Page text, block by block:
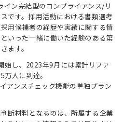
イン完結型のコンプライアンス/リ
です。採用活動における書類選考
用候補者の経歴や実績に関する情
いった一緒に働いた経験のある第
ます。
始し、2023年9月には累計リファ
人に到達。
アンスチェック機能の単独プラン
断材料となるのは、所属する企業